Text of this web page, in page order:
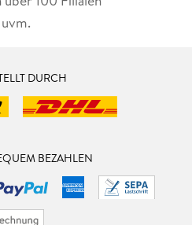
uvm.
DURCH
BEZAHLEN